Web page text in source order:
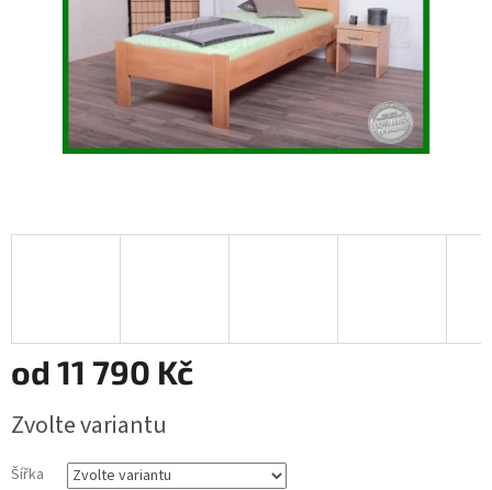
od 11 790 Kč
cena:
Zvolte variantu
Šířka